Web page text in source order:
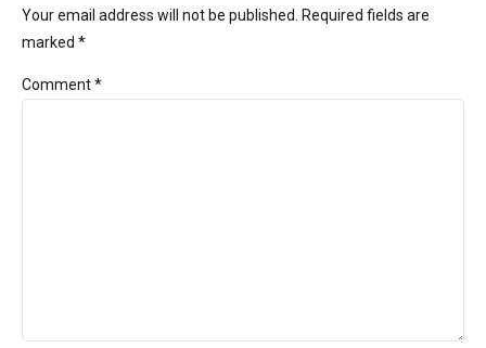
Your email address will not be published. Required fields are
marked *
Comment*